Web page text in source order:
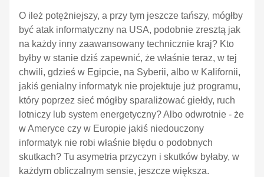
O ileż potężniejszy, a przy tym jeszcze tańszy, mógłby
być atak informatyczny na USA, podobnie zresztą jak
na każdy inny zaawansowany technicznie kraj? Kto
byłby w stanie dziś zapewnić, że właśnie teraz, w tej
chwili, gdzieś w Egipcie, na Syberii, albo w Kalifornii,
jakiś genialny informatyk nie projektuje już programu,
który poprzez sieć mógłby sparaliżować giełdy, ruch
lotniczy lub system energetyczny? Albo odwrotnie - że
w Ameryce czy w Europie jakiś niedouczony
informatyk nie robi właśnie błędu o podobnych
skutkach? Tu asymetria przyczyn i skutków byłaby, w
każdym obliczalnym sensie, jeszcze większa.